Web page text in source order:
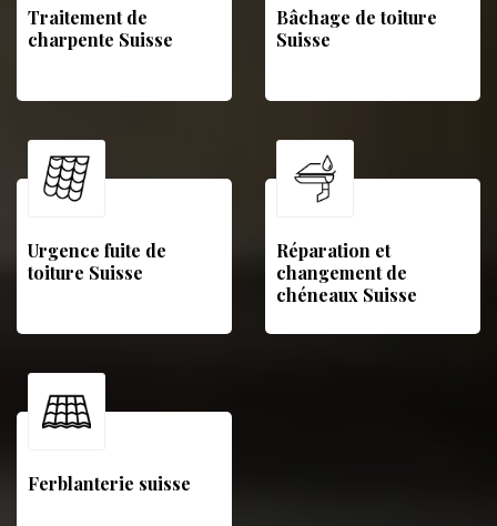
Traitement de
charpente Suisse
Bâchage de toiture
Suisse
Urgence fuite de
toiture Suisse
Réparation et
changement de
chéneaux Suisse
Ferblanterie suisse